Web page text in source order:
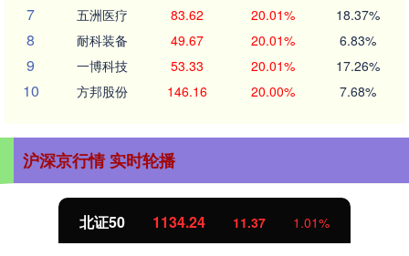
7 五洲医疗 83.62 20.01% 18.37%
8 耐科装备 49.67 20.01% 6.83%
9 一博科技 53.33 20.01% 17.26%
10 方邦股份 146.16 20.00% 7.68%
沪深京行情 实时轮播
北证50 1134.24 11.37 1.01%